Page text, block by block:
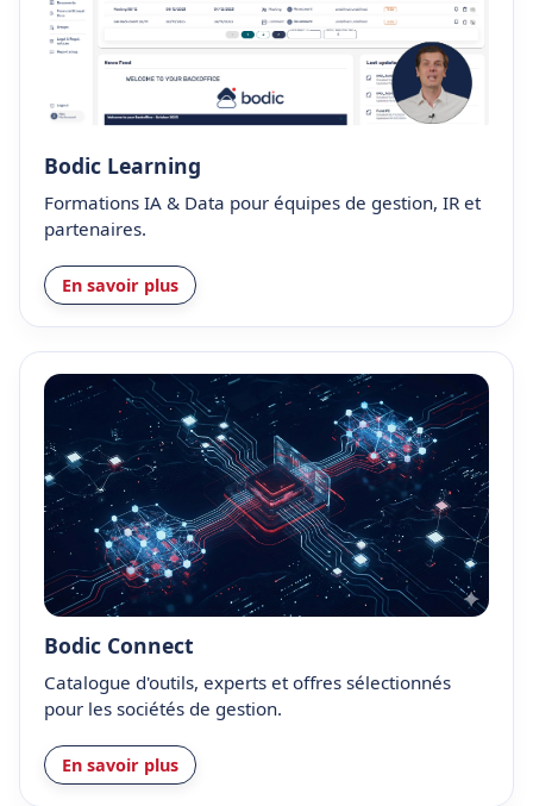
Bodic Learning
Formations IA & Data pour équipes de gestion, IR et
partenaires.
En savoir plus
Bodic Connect
Catalogue d'outils, experts et offres sélectionnés
pour les sociétés de gestion.
En savoir plus